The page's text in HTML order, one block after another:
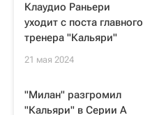
Клаудио Раньери
уходит с поста главного
тренера "Кальяри"
21 мая 2024
"Милан" разгромил
"Кальяри" в Серии А